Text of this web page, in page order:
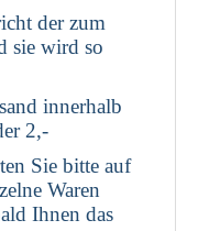
der zum
sie wird so
innerhalb
2,-
Sie bitte auf
Waren
Ihnen das